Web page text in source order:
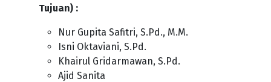
Tujuan) :
Nur Gupita Safitri, S.Pd., M.M.
Isni Oktaviani, S.Pd.
Khairul Gridarmawan, S.Pd.
Ajid Sanita